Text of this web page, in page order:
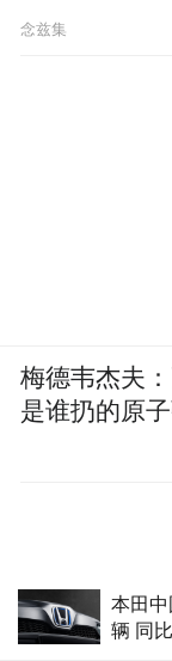
本田
辆 同
量呈
念兹集
梅德韦杰夫
是谁扔的原